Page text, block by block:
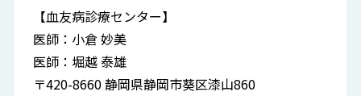
【血友病診療センター】
医師：小倉 妙美
医師：堀越 泰雄
〒420-8660 静岡県静岡市葵区漆山860